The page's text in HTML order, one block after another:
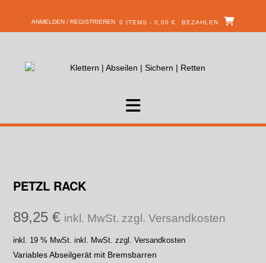
ANMELDEN / REGISTRIEREN 0 ITEMS - 0,00 € BEZAHLEN
PETZL RACK
89,25 € inkl. MwSt. zzgl. Versandkosten
inkl. 19 % MwSt. inkl. MwSt. zzgl. Versandkosten
Variables Abseilgerät mit Bremsbarren